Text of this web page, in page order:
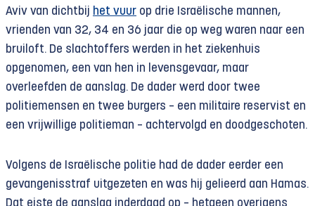
Aviv van dichtbij het vuur op drie Israëlische mannen,
vrienden van 32, 34 en 36 jaar die op weg waren naar een
bruiloft. De slachtoffers werden in het ziekenhuis
opgenomen, een van hen in levensgevaar, maar
overleefden de aanslag. De dader werd door twee
politiemensen en twee burgers – een militaire reservist en
een vrijwillige politieman – achtervolgd en doodgeschoten.
Volgens de Israëlische politie had de dader eerder een
gevangenisstraf uitgezeten en was hij gelieerd aan Hamas.
Dat eiste de aanslag inderdaad op – hetgeen overigens